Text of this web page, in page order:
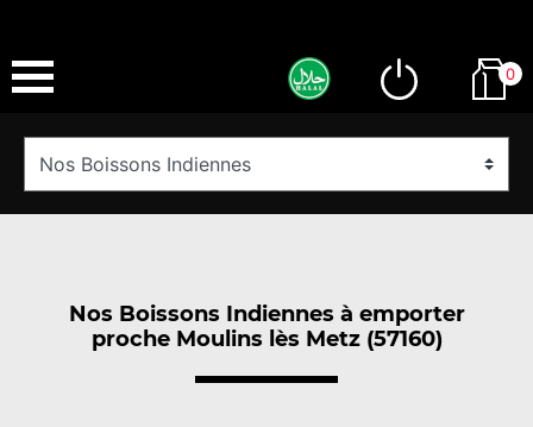
0
Nos Boissons Indiennes à emporter
proche Moulins lès Metz (57160)